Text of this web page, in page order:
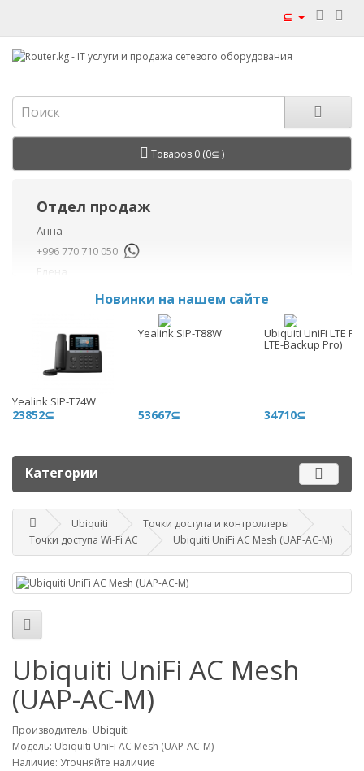
⊆
Товаров 0 (0⊆ )
Наш адрес
г. Бишкек, ул. Матросова, 47
Посмотреть адрес в 2GISmail@router.kg
График работы
Сб, вс - выходные
Отдел продаж
Анна
+996 770 710 050
Елена
+996 770 710 040
+996 775 710 060
+996 500 710 060
Новинки на нашем сайте
Yealink SIP-T74W
23852⊆
Yealink SIP-T88W
53667⊆
Ubiquiti UniFi LTE
LTE-Backup Pro)
34710⊆
Категории
Ubiquiti
Точки доступа и контроллеры
Точки доступа Wi-Fi AC
Ubiquiti UniFi AC Mesh (UAP-AC-M)
Ubiquiti UniFi AC Mesh
(UAP-AC-M)
Производитель: Ubiquiti
Модель: Ubiquiti UniFi AC Mesh (UAP-AC-M)
Наличие: Уточняйте наличие